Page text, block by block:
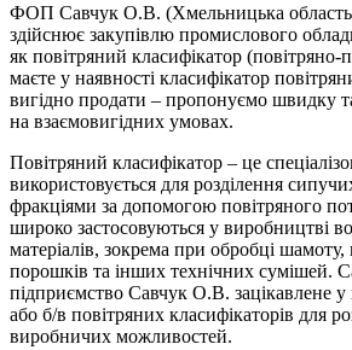
ФОП Савчук О.В. (Хмельницька
здійснює закупівлю промислового
як повітряний класифікатор
маєте у наявності класифікатор
вигідно продати – пропонуємо швидку
на взаємовигідних умовах.
Повітряний класифікатор – це
використовується для розділення
фракціями за допомогою повітряного
широко застосовуються у виробництві
матеріалів, зокрема при обробці шамоту,
порошків та інших технічних сумішей.
підприємство Савчук О.В. зацікавлене
або б/в повітряних класифікаторів для
виробничих можливостей.